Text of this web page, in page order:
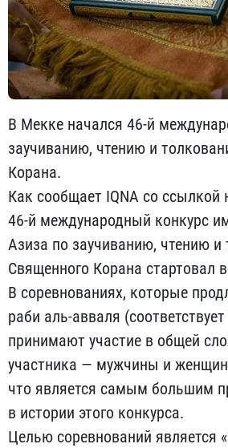
В Мекке начался 46-й
заучиванию, чтению и
Корана.
Как сообщает IQNA со ссылкой
46-й международный конкурс
Азиза по заучиванию, чтению
Священного Корана стартовал
В соревнованиях, которые
раби аль-авваля (соответствует
принимают участие в общей
участника — мужчины и
что является самым большим
в истории этого конкурса.
Целью соревнований является